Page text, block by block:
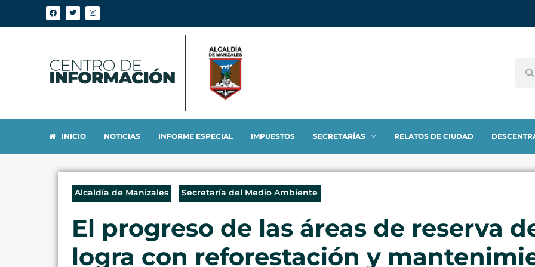
INICIO NOTICIAS INFORME ESPECIAL IMPUESTOS SECRETARÍAS RELATOS DE CIUDAD
Alcaldía de Manizales Secretaría del Medio Ambiente
El progreso de las áreas de reserva
logra con reforestación y